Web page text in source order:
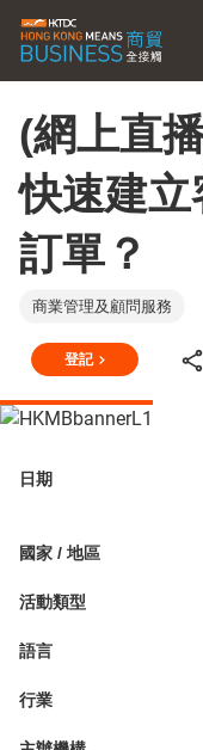
(網上直
快速建
訂單？
商業管理及顧問服務
登記
日期
國家 / 地區
活動類型
語言
行業